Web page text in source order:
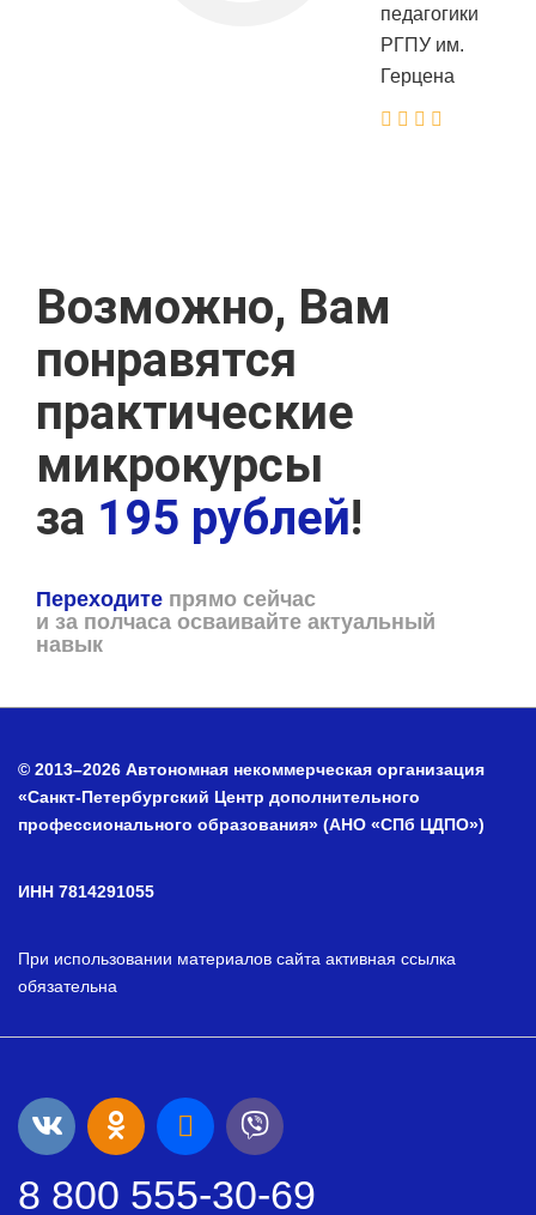
педагогики
РГПУ им.
Герцена
Возможно, Вам
понравятся
практические
микрокурсы
за 195 рублей!
Переходите прямо сейчас
и за полчаса осваивайте актуальный
навык
© 2013–2026 Автономная некоммерческая организация
«Санкт-Петербургский Центр дополнительного
профессионального образования» (АНО «СПб ЦДПО»)
ИНН 7814291055
При использовании материалов сайта активная ссылка
обязательна
8 800 555-30-69